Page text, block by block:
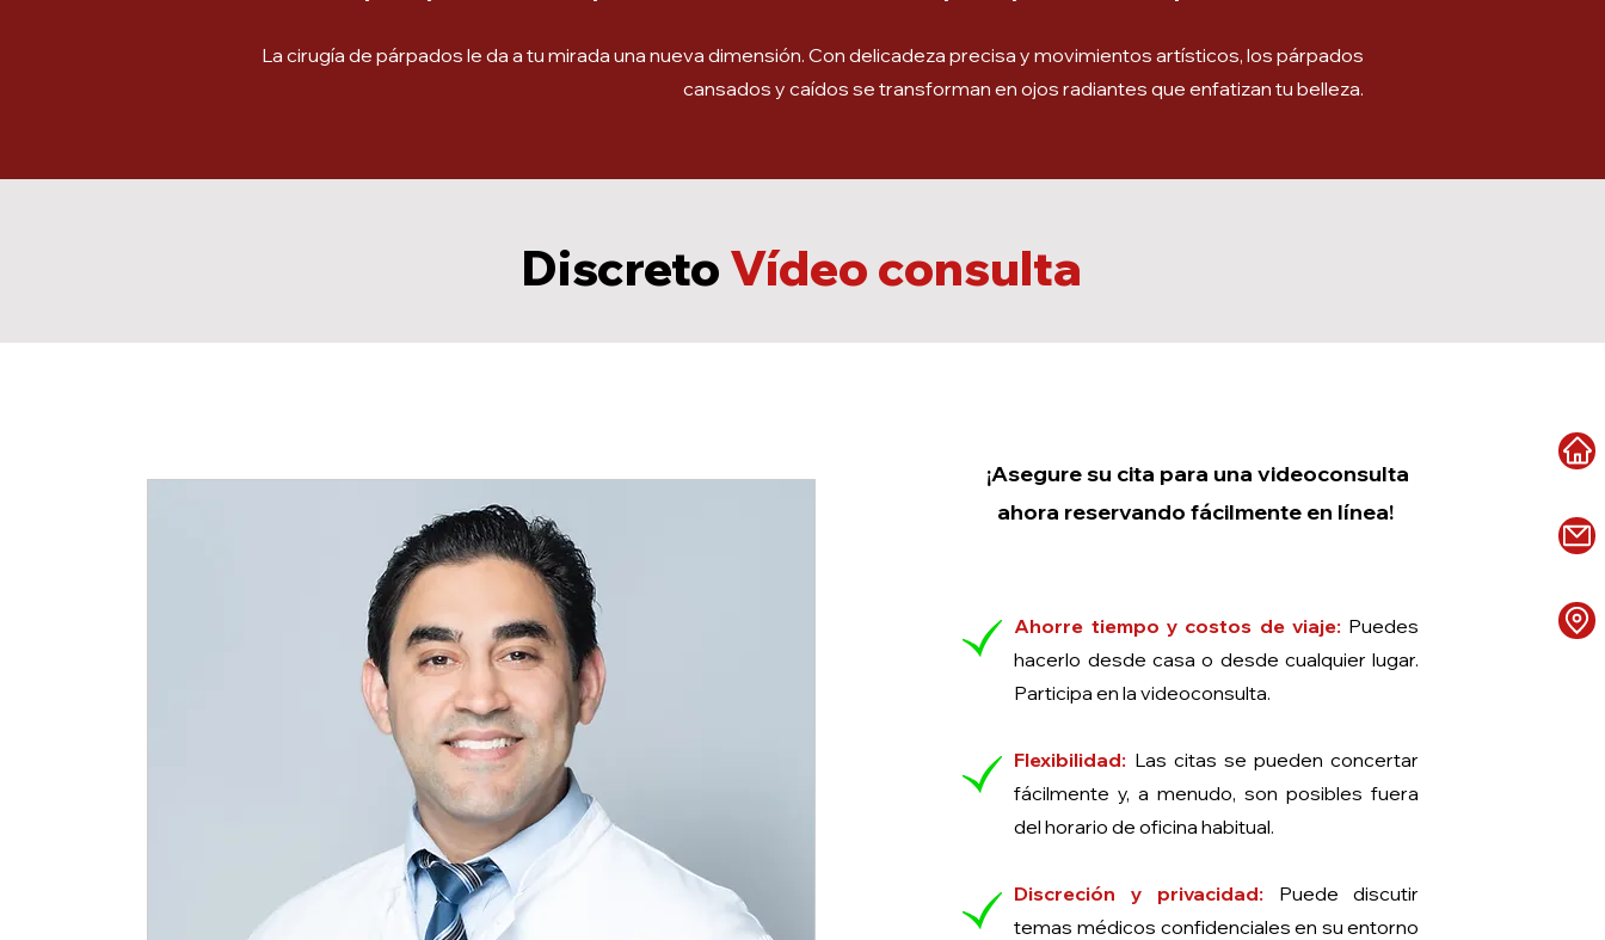
La cirugía de párpados le da a tu mirada una nueva dimensión. Con delicadeza precisa y movimientos artísticos, los párpados
cansados y caídos se transforman en ojos radiantes que enfatizan tu belleza.
Discreto Vídeo consulta
¡Asegure su cita para una videoconsulta
ahora reservando fácilmente en línea!
Ahorre tiempo y costos de viaje: Puedes
hacerlo desde casa o desde cualquier lugar.
Participa en la videoconsulta.
Flexibilidad: Las citas se pueden concertar
fácilmente y, a menudo, son posibles fuera
del horario de oficina habitual.
Discreción y privacidad:
Puede discutir
temas médicos confidenciales en su entorno